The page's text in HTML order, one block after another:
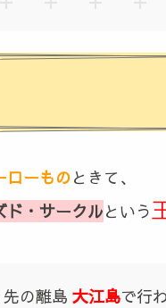
ローものときて、
ド・サークルという
先の離島大江島で行